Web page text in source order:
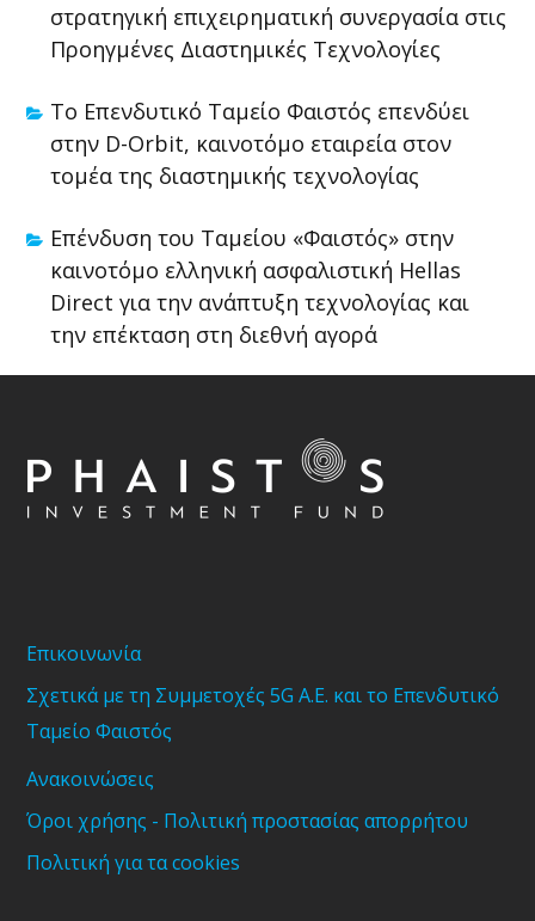
στρατηγική επιχειρηματική συνεργασία στις
Προηγμένες Διαστημικές Τεχνολογίες
Το Επενδυτικό Ταμείο Φαιστός επενδύει
στην D-Orbit, καινοτόμο εταιρεία στον
τομέα της διαστημικής τεχνολογίας
Επένδυση του Ταμείου «Φαιστός» στην
καινοτόμο ελληνική ασφαλιστική Hellas
Direct για την ανάπτυξη τεχνολογίας και
την επέκταση στη διεθνή αγορά
Επικοινωνία
Σχετικά με τη Συμμετοχές 5G Α.Ε. και το Επενδυτικό
Ταμείο Φαιστός
Ανακοινώσεις
Όροι χρήσης - Πολιτική προστασίας απορρήτου
Πολιτική για τα cookies